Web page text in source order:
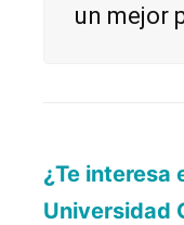
un mejor
¿Te interesa
Universidad